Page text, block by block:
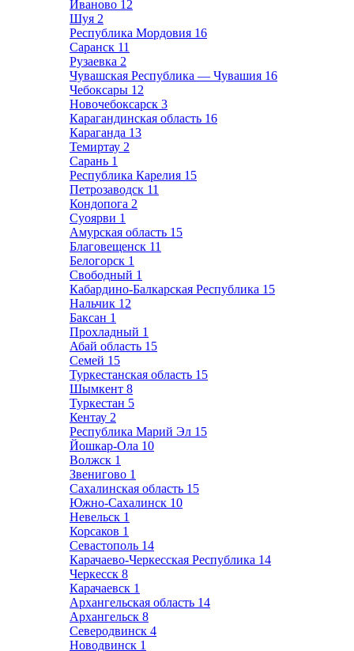
Иваново 12
Шуя 2
Республика Мордовия 16
Саранск 11
Рузаевка 2
Чувашская Республика — Чувашия 16
Чебоксары 12
Новочебоксарск 3
Карагандинская область 16
Караганда 13
Темиртау 2
Сарань 1
Республика Карелия 15
Петрозаводск 11
Кондопога 2
Суоярви 1
Амурская область 15
Благовещенск 11
Белогорск 1
Свободный 1
Кабардино-Балкарская Республика 15
Нальчик 12
Баксан 1
Прохладный 1
Абай область 15
Семей 15
Туркестанская область 15
Шымкент 8
Туркестан 5
Кентау 2
Республика Марий Эл 15
Йошкар-Ола 10
Волжск 1
Звенигово 1
Сахалинская область 15
Южно-Сахалинск 10
Невельск 1
Корсаков 1
Севастополь 14
Карачаево-Черкесская Республика 14
Черкесск 8
Карачаевск 1
Архангельская область 14
Архангельск 8
Северодвинск 4
Новодвинск 1